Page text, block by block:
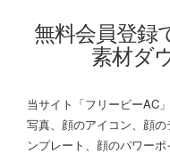
無料会員登録
素材ダ
当サイト「フリービーAC
写真、顔のアイコン、顔
ンプレート、顔のパワー